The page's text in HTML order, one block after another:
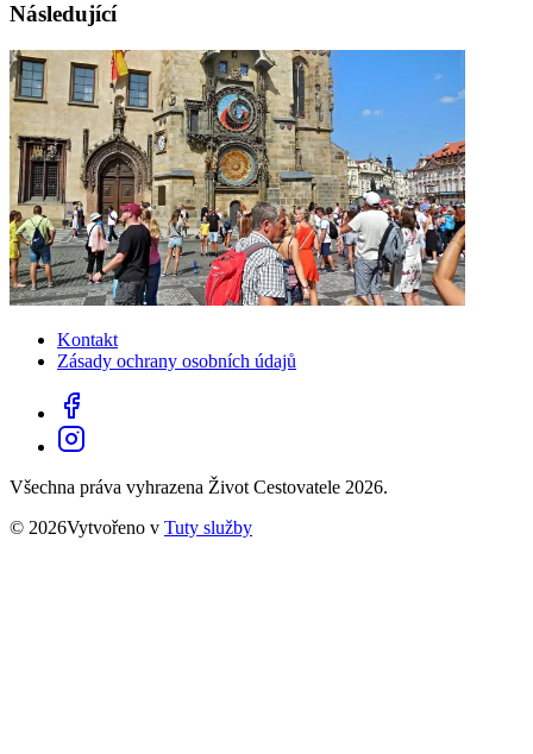
Následující
Kontakt
Zásady ochrany osobních údajů
Všechna práva vyhrazena Život Cestovatele 2026.
© 2026Vytvořeno v Tuty služby